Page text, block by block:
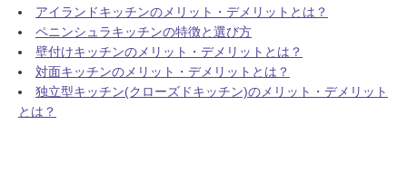
アイランドキッチンのメリット・デメリットとは？
ペニンシュラキッチンの特徴と選び方
壁付けキッチンのメリット・デメリットとは？
対面キッチンのメリット・デメリットとは？
独立型キッチン(クローズドキッチン)のメリット・デメリット
とは？